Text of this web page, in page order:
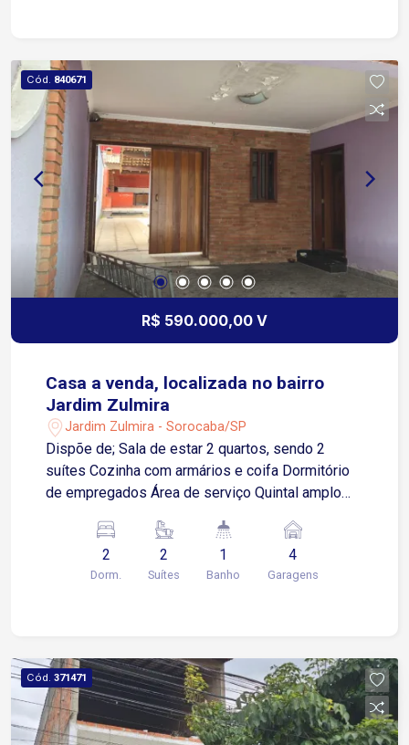
praticidade em uma região valorizada.
Cód. 840671
R$ 590.000,00 V
Casa a venda, localizada no bairro
Jardim Zulmira
Jardim Zulmira - Sorocaba/SP
Dispõe de; Sala de estar 2 quartos, sendo 2
suítes Cozinha com armários e coifa Dormitório
de empregados Área de serviço Quintal amplo
de garagens, sendo 2 cobertas O Jardim Zulmira
é um bairro localizado na zona oeste de
Sorocaba, conhecido por seu ambiente
facilitam o dia a dia dos moradores. Está bem
posicionada em relação a vias importantes como
a Avenida Itavuvu e a Avenida Ipanema,
garantindo fácil acesso ao Centro e a outros
2
Dorm.
2
Suítes
1
Banho
4
Garagens
Cód. 371471